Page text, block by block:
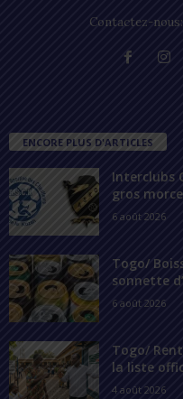
Contactez-nous:
ENCORE PLUS D'ARTICLES
Interclubs
gros
6 août 2026
Togo/
sonnette
6 août 2026
Togo/
la liste
4 août 2026